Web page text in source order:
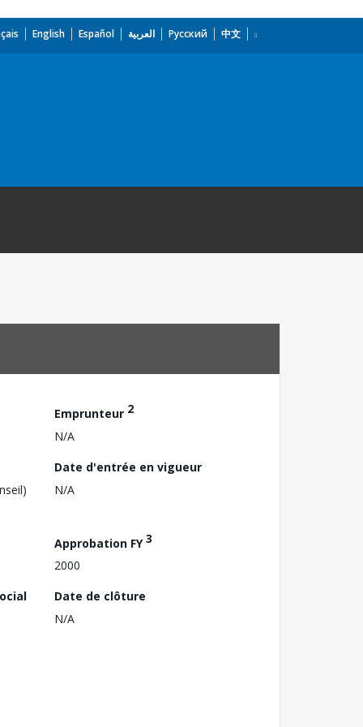
English Español العربية Русский 中文
Emprunteur 2
N/A
Date d'entrée en vigueur
N/A
Approbation FY3
2000
Date de clôture
N/A